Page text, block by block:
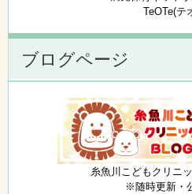
TeOTe(テ
ブログページ
糸魚川こどもクリニ
※随時更新・